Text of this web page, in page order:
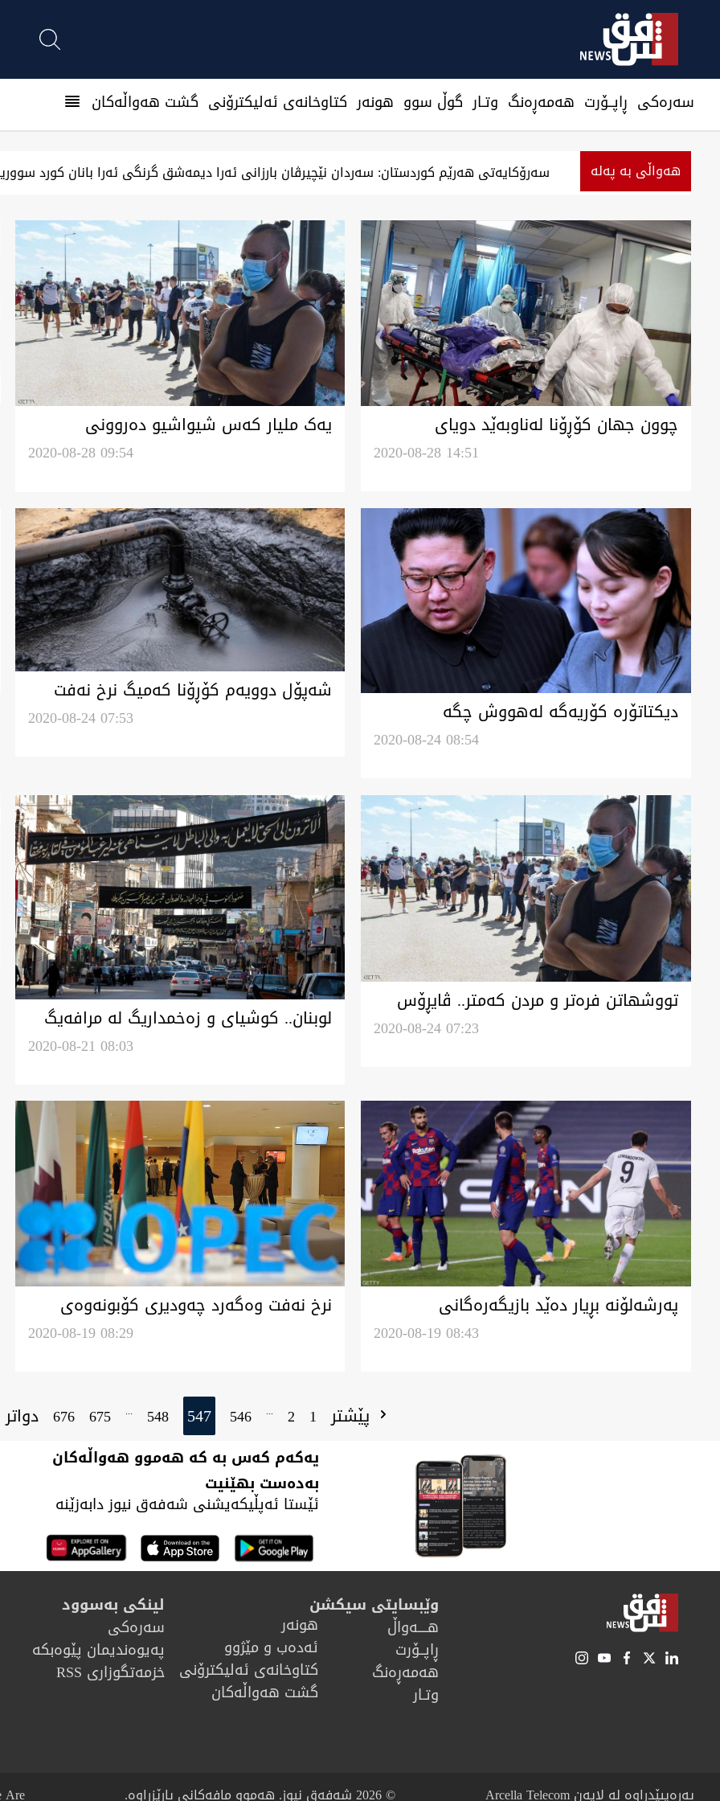
سەرەکی ڕاپــۆرت هه‌مه‌ڕه‌نگ وتـار گوڵ سوو هونه‌ر كتاوخانه‌ی ئه‌ليكترۆنی گشت هەواڵەکان
هەواڵی بە پەلە
‏بەرزەوبوین نرخ دۆلار لە بەغداد و جیگیربوینی لە هەولێر وەگەرد بەسیان بۆرسەیل
چوون جهان کۆڕۆنا لەناوبەێد دویای
دابینکردن واکسینە چەوڕیکریایەگە لە
2020-08-28 14:51
یەک ملیار کەس شیواشیو دەروونی
وەخوەیان دوینن لەوەر کۆرۆنا2020-08-28 09:54
دیکتاتۆرە کۆریەگە لەهووش چگە
وخوەشکەگەی کەفێدە وەرچەو2020-08-24 08:54
شەپۆل دوویەم کۆڕۆنا کەمیگ نرخ نەفت
2020-08-24 07:53
تووشهاتن فرەتر و مردن کەمتر.. ڤایڕۆس
کۆڕۆنا شیەوەگە ئاڵشت کەێد2020-08-24 07:23
لوبنان.. کوشیای و زەخمداریگ لە مرافەیگ
لەبان تابلۆەگان عاشوڕا ناوبەین لیەنگرەیل
2020-08-21 08:03
پەرشەلۆنە بڕیار دەێد بازیگەرەگانی
2020-08-19 08:43
نرخ نەفت وەگەرد چەودیری کۆبونەوەی
2020-08-19 08:29
پێشتر 1
2
...
546
547
548
...
675
676 دواتر
یەکەم کەس بە کە هەموو هەواڵەکان
بەدەست بهێنیت
ئێستا ئەپڵیکەیشنی شەفەق نیوز دابەزێنە
وێبسایتی سیکشن
هــــه‌واڵ
ڕاپــۆرت
هه‌مه‌ڕه‌نگ
وتـار
هونه‌ر
ئەدەب و مێژوو
كتاوخانه‌ی ئه‌ليكترۆنی
گشت هەواڵەکان
لینکی بەسوود
سەرەکی
پەیوەندیمان پێوەبکە
خزمەتگوزاری RSS
پەرەیپێدراوە لە لایەن Arcella Telecom © 2026 شەفەق نیوز. هەموو مافەکانی پارێزراوە.